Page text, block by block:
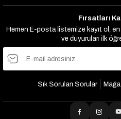
Fırsatları
Hemen E-posta listemize kayıt ol,
ve duyuruları ilk
Sık Sorulan Sorular